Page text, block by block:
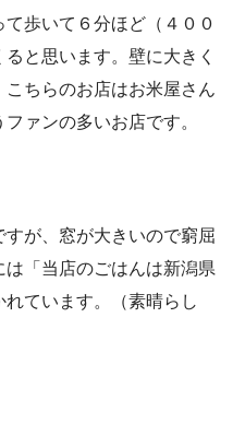
歩いて６分ほど（４００
と思います。壁に大きく
こちらのお店はお米屋さん
ァンの多いお店です。
が、窓が大きいので窮屈
「当店のごはんは新潟県
ています。（素晴らし